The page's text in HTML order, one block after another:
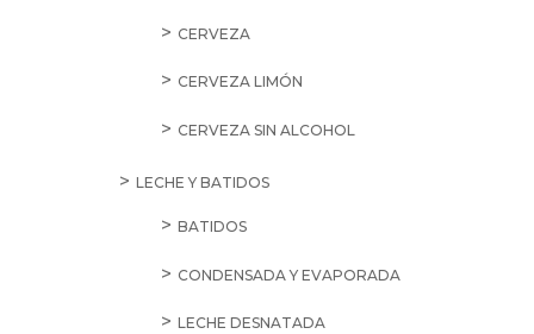
CERVEZA
CERVEZA LIMÓN
CERVEZA SIN ALCOHOL
LECHE Y BATIDOS
BATIDOS
CONDENSADA Y EVAPORADA
LECHE DESNATADA